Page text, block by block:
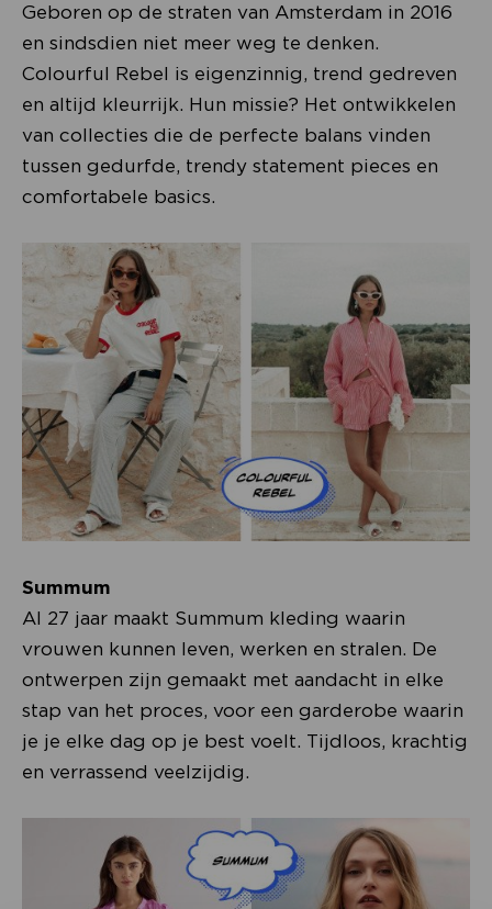
Geboren op de straten van Amsterdam in 2016
en sindsdien niet meer weg te denken.
Colourful Rebel is eigenzinnig, trend gedreven
en altijd kleurrijk. Hun missie? Het ontwikkelen
van collecties die de perfecte balans vinden
tussen gedurfde, trendy statement pieces en
comfortabele basics.
Summum
Al 27 jaar maakt Summum kleding waarin
vrouwen kunnen leven, werken en stralen. De
ontwerpen zijn gemaakt met aandacht in elke
stap van het proces, voor een garderobe waarin
je je elke dag op je best voelt. Tijdloos, krachtig
en verrassend veelzijdig.